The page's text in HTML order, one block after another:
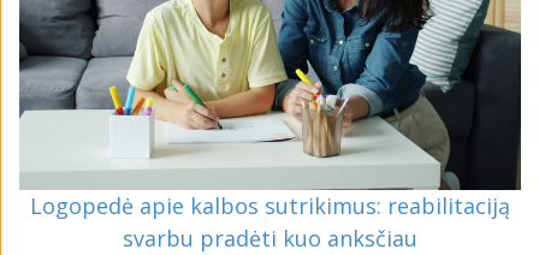
Logopedė apie kalbos sutrikimus: reabilitaciją
svarbu pradėti kuo anksčiau